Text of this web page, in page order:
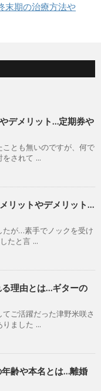
末期の治療方法や
デメリット…定期券や
とも無いのですが、何で
されて ...
リットやデメリット…
たが…素手でノックを受け
たと言 ...
理由とは…ギターの
ご活躍だった津野米咲さ
ました ...
齢や本名とは…離婚